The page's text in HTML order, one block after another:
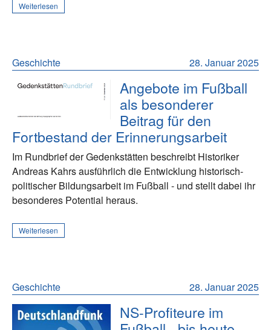
Weiterlesen
28. Januar 2025
Geschichte
Angebote im Fußball
als besonderer
Beitrag für den
Fortbestand der Erinnerungsarbeit
Im Rundbrief der Gedenkstätten beschreibt Historiker
Andreas Kahrs ausführlich die Entwicklung historisch-
politischer Bildungsarbeit im Fußball - und stellt dabei ihr
besonderes Potential heraus.
Weiterlesen
28. Januar 2025
Geschichte
NS-Profiteure im